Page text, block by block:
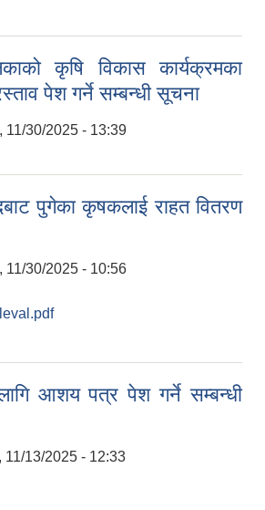
कृषि विकास कार्यक्रमका
पेश गर्ने सम्बन्धी सूचना
11/30/2025 - 13:39
पुगेका कृषकलाई राहत वितरण
11/30/2025 - 10:56
आशय पत्र पेश गर्ने सम्बन्धी
11/13/2025 - 12:33